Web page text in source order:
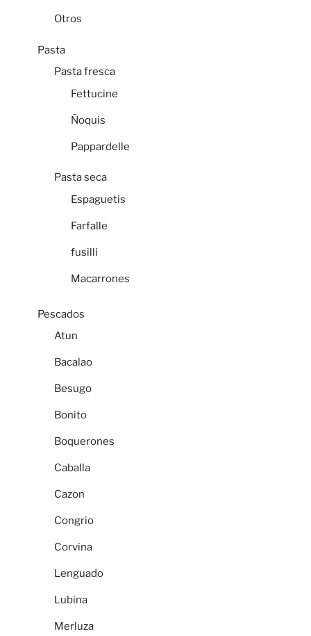
Otros
Pasta
Pasta fresca
Fettucine
Ñoquis
Pappardelle
Pasta seca
Espaguetis
Farfalle
fusilli
Macarrones
Pescados
Atun
Bacalao
Besugo
Bonito
Boquerones
Caballa
Cazon
Congrio
Corvina
Lenguado
Lubina
Merluza